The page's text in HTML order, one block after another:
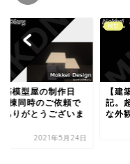
築模型屋の制作日
超お急ぎ発送！複雑
観の物件！】
模型
【建
記。
物件